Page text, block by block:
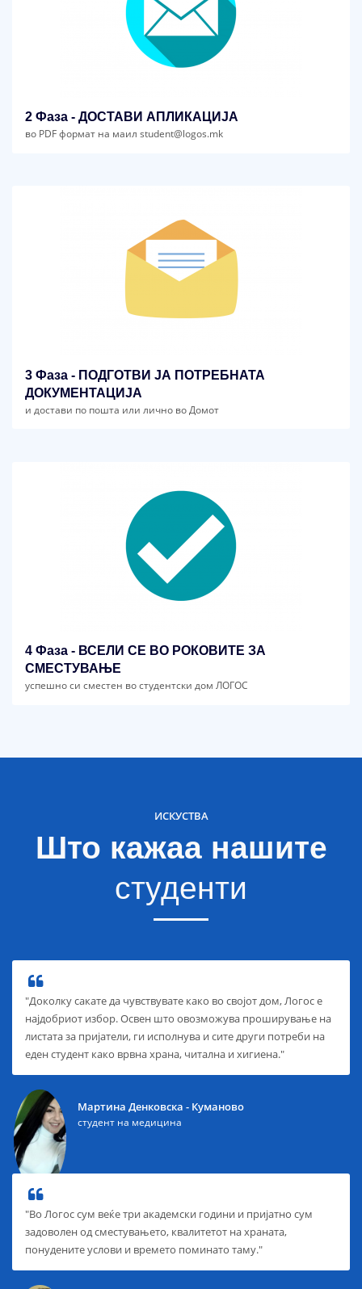
2 Фаза - ДОСТАВИ АПЛИКАЦИЈА
во PDF формат на маил student@logos.mk
3 Фаза - ПОДГОТВИ ЈА ПОТРЕБНАТА
ДОКУМЕНТАЦИЈА
и достави по пошта или лично во Домот
4 Фаза - ВСЕЛИ СЕ ВО РОКОВИТЕ ЗА
СМЕСТУВАЊЕ
успешно си сместен во студентски дом ЛОГОС
ИСКУСТВА
Што кажаа нашите
студенти
"Доколку сакате да чувствувате како во својот дом, Логос е
најдобриот избор. Освен што овозможува проширување на
листата за пријатели, ги исполнува и сите други потреби на
еден студент како врвна храна, читална и хигиена."
Мартина Денковска - Куманово
студент на медицина
"Во Логос сум веќе три академски години и пријатно сум
задоволен од сместувањето, квалитетот на храната,
понудените услови и времето поминато таму."